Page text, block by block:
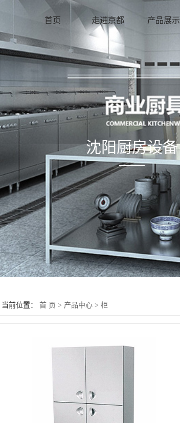
首页 走进京都 产品展示
沈阳厨房设备
当前位置： 首 页 > 产品中心 > 柜